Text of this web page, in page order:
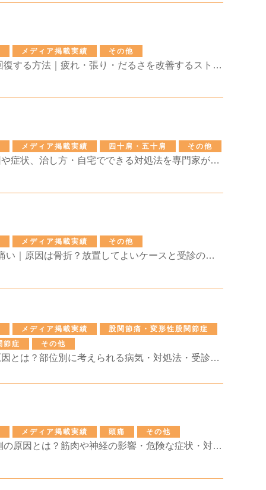
メディア掲載実績 その他
ふくらはぎ 疲労回復する方法｜疲れ・張り・だるさを改善するストレッチやケア方法を解説
メディア掲載実績 四十肩・五十肩 その他
六十肩とは？原因や症状、治し方・自宅でできる対処法を専門家が解説
メディア掲載実績 その他
肋骨 ポキッと音 痛い｜原因は骨折？放置してよいケースと受診の目安を解説
メディア掲載実績
股関節痛・変形性股関節症
節症
その他
足曲げると痛い原因とは？部位別に考えられる病気・対処法・受診の目安を解説
メディア掲載実績 頭痛 その他
頭押すと痛い 左側の原因とは？筋肉や神経の影響・危険な症状・対処法を解説